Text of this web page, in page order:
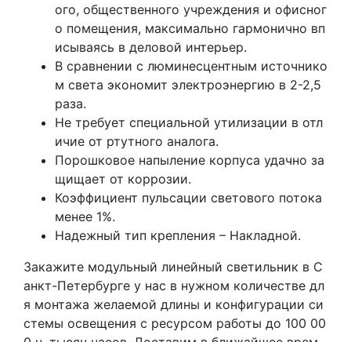
ого, общественного учреждения и офисног
о помещения, максимально гармонично вп
исываясь в деловой интерьер.
В сравнении с люминесцентным источнико
м света экономит электроэнергию в 2-2,5
раза.
Не требует специальной утилизации в отл
ичие от ртутного аналога.
Порошковое напыление корпуса удачно за
щищает от коррозии.
Коэффициент пульсации светового потока
менее 1%.
Надежный тип крепления – Накладной.
Закажите модульный линейный светильник в С
анкт-Петербурге у нас в нужном количестве дл
я монтажа желаемой длины и конфигурации си
стемы освещения с ресурсом работы до 100 00